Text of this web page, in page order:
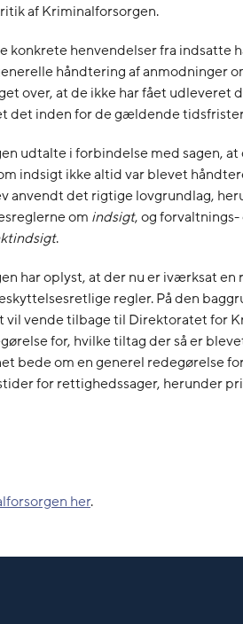
af Kriminalforsorgen.
konkrete henvendelser fra indsatte
håndtering af anmodninger
over, at de ikke har fået udleveret
det inden for de gældende
udtalte i forbindelse med sagen,
indsigt ikke altid var blevet
anvendt det rigtige lovgrundlag,
om indsigt, og forvaltnings-
.
har oplyst, at der nu er iværksat
regler. På den
vende tilbage til Direktoratet for
for, hvilke tiltag der så er
bede om en generel redegørelse
for rettighedssager, herunder
her.